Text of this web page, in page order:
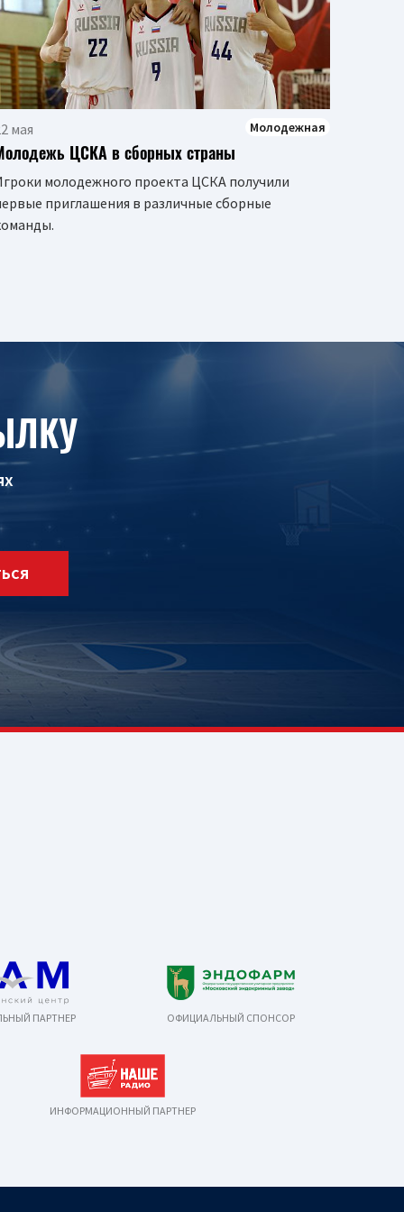
мая Молодежная
ЦСКА в сборных страны
молодежного проекта ЦСКА получили
приглашения в различные сборные
ПАРТНЕР ОФИЦИАЛЬНЫЙ СПОНСОР
ИНФОРМАЦИОННЫЙ ПАРТНЕР